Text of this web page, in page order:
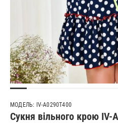
МОДЕЛЬ: IV-A0290T400
Сукня вільного крою IV-